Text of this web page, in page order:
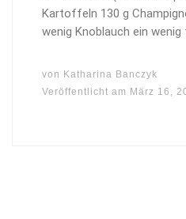
Kartoffeln 130 g
wenig Knoblauch ein
von Katharina Banczyk
Veröffentlicht am März 16,